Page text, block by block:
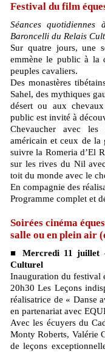
Festival du film
Séances quotidiennes à 11h, 12h, 17h, 18h et 19h – Salle
Baroncelli du Relais
Sur quatre jours, une
emmène le public à la
peuples cavaliers.
Des monastères
Sahel, des mythiques
désert ou aux
public est invité à
Chevaucher avec les
américain et ceux de la
suivre la Romeria d’El
sur les rives du Nil
toit du monde avec le
En compagnie des
Programme complet et
Soirées cinéma
salle ou en plein air
■ Mercredi 11 juillet – Soirée d’ouverture à 19h au Relais
Culturel
Inauguration du festival
20h30 Les Leçons
réalisatrice de « Danse
en partenariat avec
Avec les écuyers du
Monty Roberts, Valérie
de leçons